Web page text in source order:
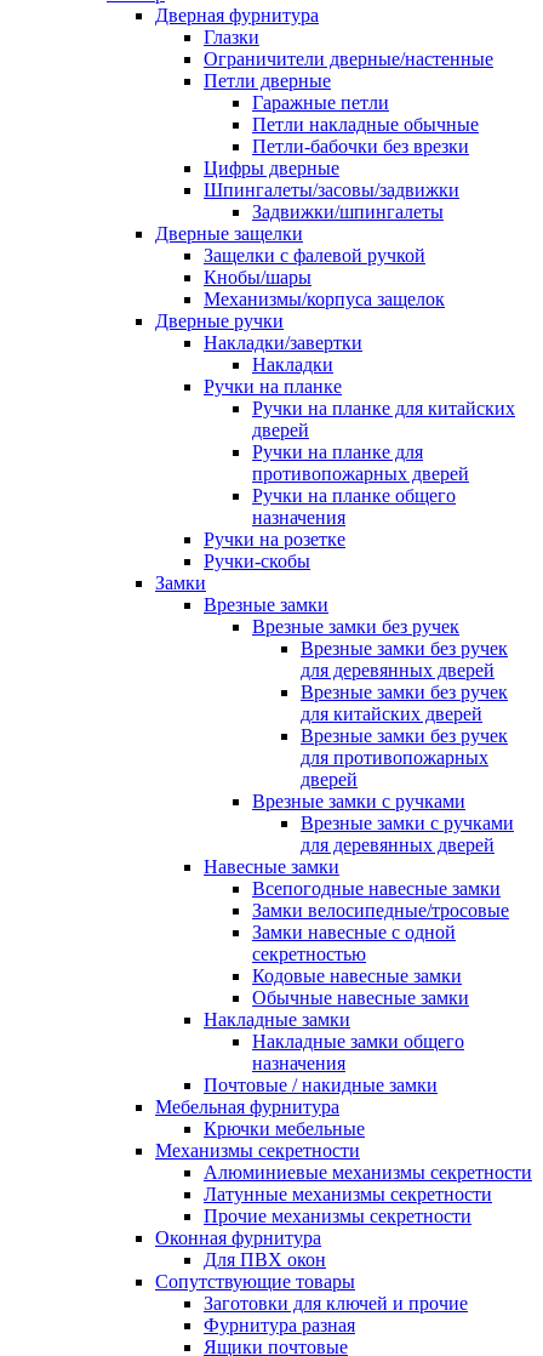
Дверная фурнитура
Глазки
Ограничители дверные/настенные
Петли дверные
Гаражные петли
Петли накладные обычные
Петли-бабочки без врезки
Цифры дверные
Шпингалеты/засовы/задвижки
Задвижки/шпингалеты
Дверные защелки
Защелки с фалевой ручкой
Кнобы/шары
Механизмы/корпуса защелок
Дверные ручки
Накладки/завертки
Накладки
Ручки на планке
Ручки на планке для китайских
дверей
Ручки на планке для
противопожарных дверей
Ручки на планке общего
назначения
Ручки на розетке
Ручки-скобы
Замки
Врезные замки
Врезные замки без ручек
Врезные замки без ручек
для деревянных дверей
Врезные замки без ручек
для китайских дверей
Врезные замки без ручек
для противопожарных
дверей
Врезные замки с ручками
Врезные замки с ручками
для деревянных дверей
Навесные замки
Всепогодные навесные замки
Замки велосипедные/тросовые
Замки навесные с одной
секретностью
Кодовые навесные замки
Обычные навесные замки
Накладные замки
Накладные замки общего
назначения
Почтовые / накидные замки
Мебельная фурнитура
Крючки мебельные
Механизмы секретности
Алюминиевые механизмы секретности
Латунные механизмы секретности
Прочие механизмы секретности
Оконная фурнитура
Для ПВХ окон
Сопутствующие товары
Заготовки для ключей и прочие
Фурнитура разная
Ящики почтовые